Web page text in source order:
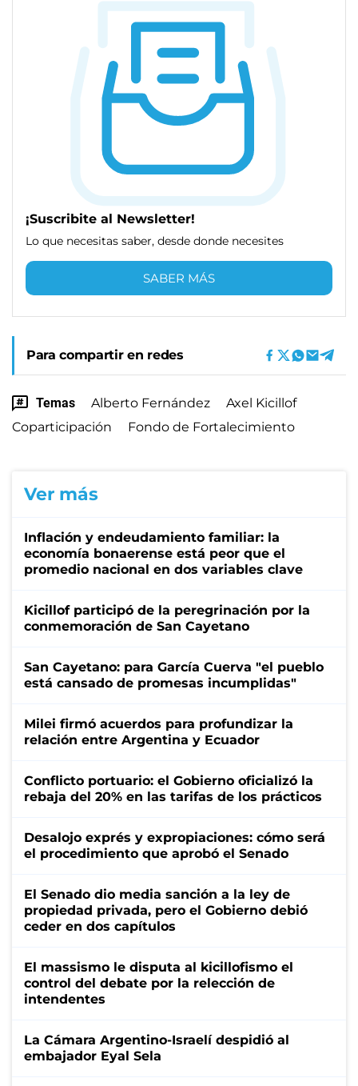
¡Suscribite al Newsletter!
Lo que necesitas saber, desde donde necesites
SABER MÁS
Para compartir en redes
Temas Alberto Fernández
Axel Kicillof
Coparticipación
Fondo de Fortalecimiento
Ver más
Inflación y endeudamiento familiar: la
economía bonaerense está peor que el
promedio nacional en dos variables clave
Kicillof participó de la peregrinación por la
conmemoración de San Cayetano
San Cayetano: para García Cuerva "el pueblo
está cansado de promesas incumplidas"
Milei firmó acuerdos para profundizar la
relación entre Argentina y Ecuador
Conflicto portuario: el Gobierno oficializó la
rebaja del 20% en las tarifas de los prácticos
Desalojo exprés y expropiaciones: cómo será
el procedimiento que aprobó el Senado
El Senado dio media sanción a la ley de
propiedad privada, pero el Gobierno debió
ceder en dos capítulos
El massismo le disputa al kicillofismo el
control del debate por la relección de
intendentes
La Cámara Argentino-Israelí despidió al
embajador Eyal Sela